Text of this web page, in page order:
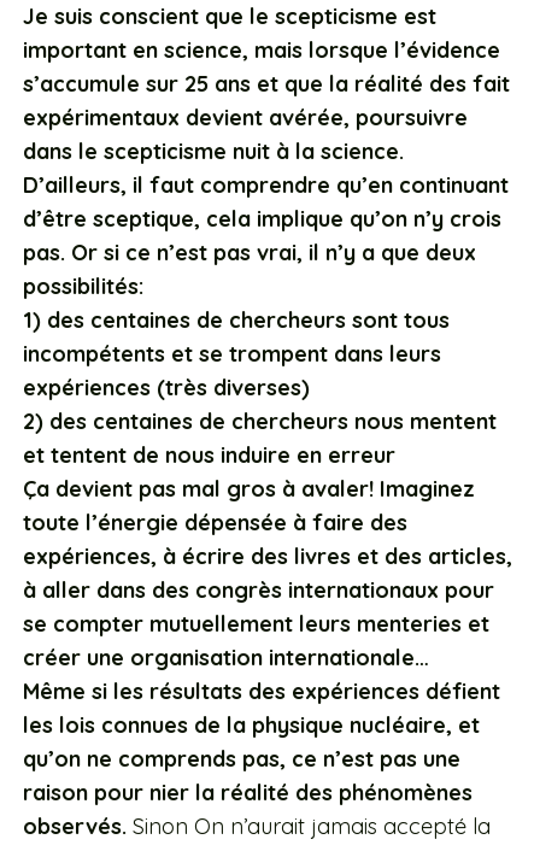
Je suis conscient que le scepticisme est
important en science, mais lorsque l’évidence
s’accumule sur 25 ans et que la réalité des fait
expérimentaux devient avérée, poursuivre
dans le scepticisme nuit à la science.
D’ailleurs, il faut comprendre qu’en continuant
d’être sceptique, cela implique qu’on n’y crois
pas. Or si ce n’est pas vrai, il n’y a que deux
possibilités:
1) des centaines de chercheurs sont tous
incompétents et se trompent dans leurs
expériences (très diverses)
2) des centaines de chercheurs nous mentent
et tentent de nous induire en erreur
Ça devient pas mal gros à avaler! Imaginez
toute l’énergie dépensée à faire des
expériences, à écrire des livres et des articles,
à aller dans des congrès internationaux pour
se compter mutuellement leurs menteries et
créer une organisation internationale…
Même si les résultats des expériences défient
les lois connues de la physique nucléaire, et
qu’on ne comprends pas, ce n’est pas une
raison pour nier la réalité des phénomènes
observés. Sinon On n’aurait jamais accepté la